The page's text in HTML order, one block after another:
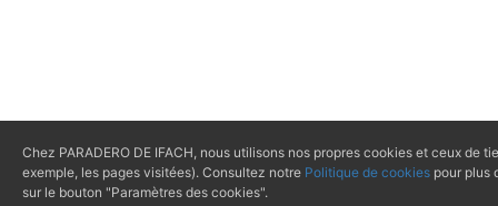
Chez PARADERO DE IFACH, nous utilisons nos propres cookies et ceux
exemple, les pages visitées). Consultez notre Politique de cookies pour plus
sur le bouton "Paramètres des cookies".